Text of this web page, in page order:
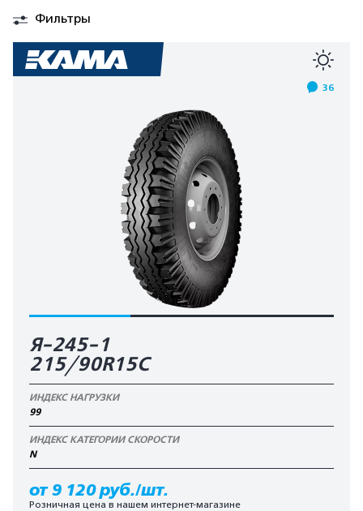
Фильтры
36
Я-245-1
215/90R15C
ИНДЕКС НАГРУЗКИ
99
ИНДЕКС КАТЕГОРИИ СКОРОСТИ
N
от 9 120 руб./шт.
Розничная цена в нашем интернет-магазине